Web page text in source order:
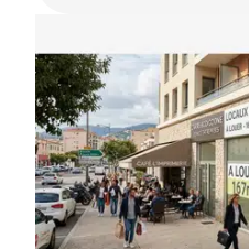
sous locatif ce qui
d’optimiser sa réalité
les emprunts bancaires.
rendez-vous agence